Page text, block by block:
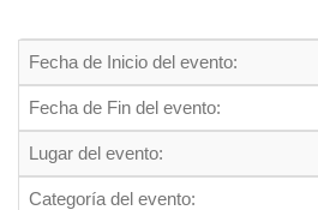
Fecha de Inicio del evento:
Fecha de Fin del evento:
Lugar del evento:
Categoría del evento: